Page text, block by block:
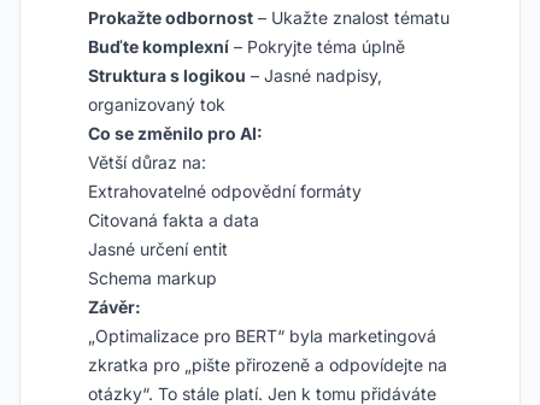
Prokažte odbornost – Ukažte znalost tématu
Buďte komplexní – Pokryjte téma úplně
Struktura s logikou – Jasné nadpisy,
organizovaný tok
Co se změnilo pro AI:
Větší důraz na:
Extrahovatelné odpovědní formáty
Citovaná fakta a data
Jasné určení entit
Schema markup
Závěr:
„Optimalizace pro BERT“ byla marketingová
zkratka pro „pište přirozeně a odpovídejte na
otázky“. To stále platí. Jen k tomu přidáváte